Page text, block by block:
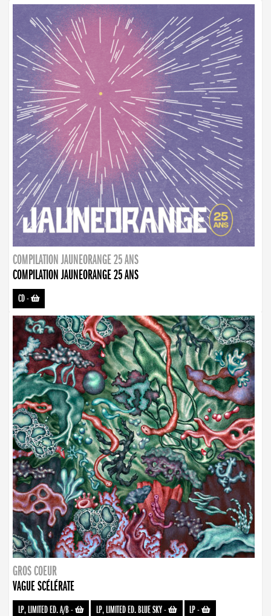
COMPILATION JAUNEORANGE 25 ANS
COMPILATION JAUNEORANGE 25 ANS
CD-
GROS COEUR
VAGUE SCÉLÉRATE
LP, LIMITED ED. A/B- LP, LIMITED ED. BLUE SKY- LP-